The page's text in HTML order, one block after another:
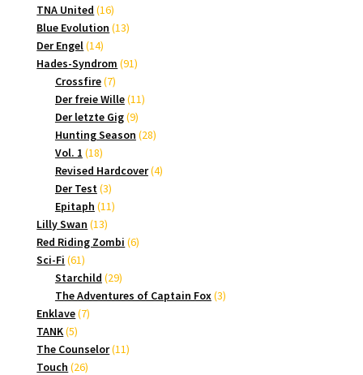
Produkte
TNA United 1616
Produkte
Blue Evolution 1313
Der Engel 1414
Produkte
Hades-Syndrom 9191
Crossfire 77
Produkte
Der freie Wille 1111
Der letzte Gig 99
Produkte
Hunting Season 2828
Vol. 1 1818
Produkte
Revised Hardcover 44
Der Test 33
Produkte
Epitaph 1111
Lilly Swan 1313
Produkte
Red Riding Zombi 66
Sci-Fi 6161
Produkte
Starchild 2929
Produkte
The Adventures of Captain Fox 33
Enklave 77
TANK 55
Produkte
The Counselor 1111
Touch 2626